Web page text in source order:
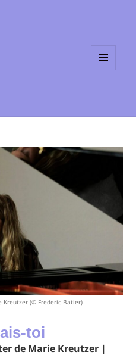
Kreutzer (© Frederic Batier)
toi
de Marie Kreutzer |